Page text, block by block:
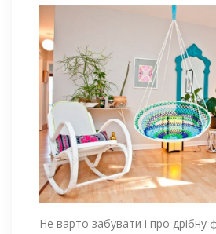
Не варто забувати і про дрібну